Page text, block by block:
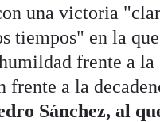
una victoria
tiempos" en la que
frente a la
a la
Sánchez, al